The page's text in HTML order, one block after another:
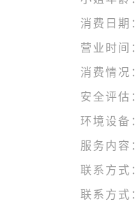
消费日期：
营业时间：
消费情况：
安全评估：
环境设备：
服务内容：
联系方式：
联系方式：